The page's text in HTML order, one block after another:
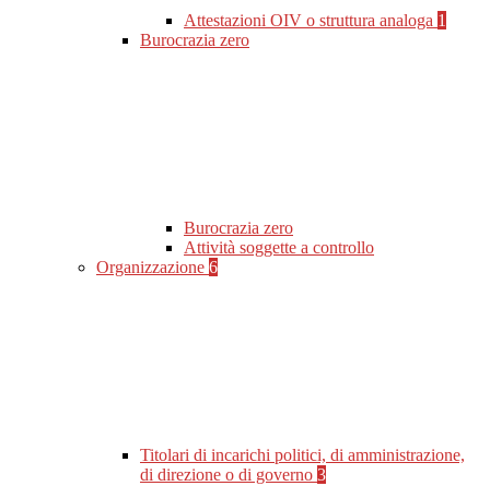
Attestazioni OIV o struttura analoga 1
Burocrazia zero
Burocrazia zero
Attività soggette a controllo
Organizzazione 6
Titolari di incarichi politici, di amministrazione,
di direzione o di governo 3